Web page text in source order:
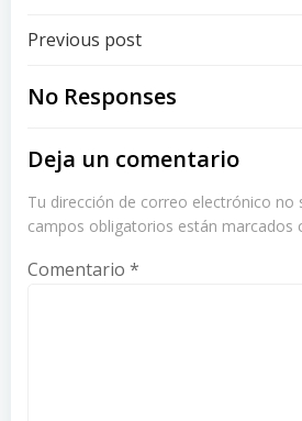
Post
navigation
Previous post
No Responses
Deja un comentario
Tu dirección de correo electrónico no
campos obligatorios están marcados
Comentario *